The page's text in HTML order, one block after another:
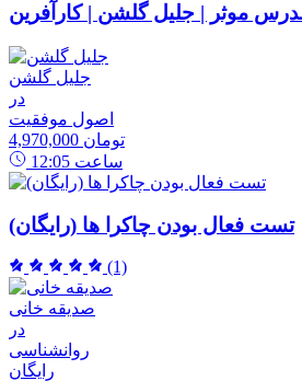
موثر | جلیل گلشن | کارآفرین
جلیل گلشن
در
اصول موفقیت
4,970,000 تومان
12:05 ساعت
تست فعال بودن چاکرا ها (رایگان)
(1)
صدیقه خانی
در
روانشناسی
رایگان